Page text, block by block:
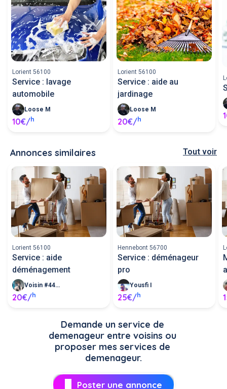
Lorient 56100
Service : lavage
automobile
Loose M
10€/h
Lorient 56100
Service : aide au
jardinage
Loose M
20€/h
Annonces similaires Tout voir
Lorient 56100
Service : aide
déménagement
Voisin #444242
20€/h
Hennebont 56700
Service : déménageur
pro
Yousfi I
25€/h
Demande un service de
demenageur entre voisins ou
proposer mes services de
demenageur.
Poster une annonce